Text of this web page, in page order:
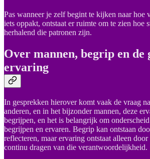
Pas wanneer je zelf begint te kijken naar hoe
iets oppakt, ontstaat er ruimte om te zien hoe
herhalend die patronen zijn.
Over mannen, begrip en de
ervaring
In gesprekken hierover komt vaak de vraag
anderen, en in het bijzonder mannen, deze
begrijpen, en het is belangrijk om
begrijpen en ervaren. Begrip kan ontstaan
reflecteren, maar ervaring ontstaat alleen
continu dragen van die verantwoordelijkheid.